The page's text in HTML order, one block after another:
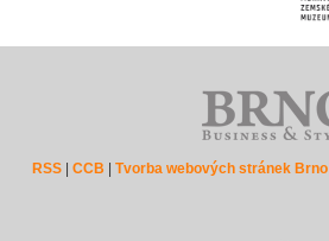
RSS |CCB |Tvorba webových stránek Brno